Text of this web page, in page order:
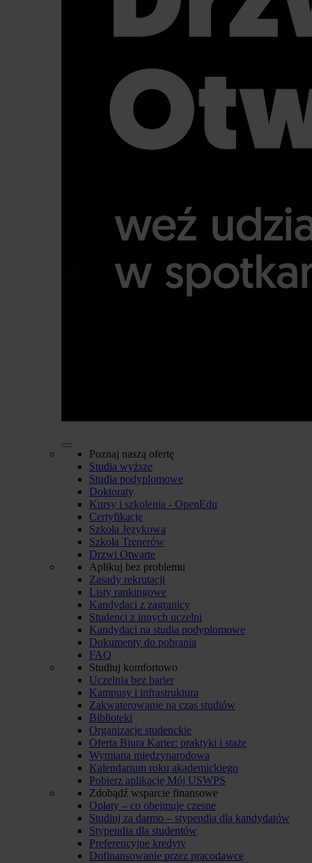
Poznaj naszą ofertę
Studia wyższe
Studia podyplomowe
Doktoraty
Kursy i szkolenia - OpenEdu
Certyfikacje
Szkoła Językowa
Szkoła Trenerów
Drzwi Otwarte
Aplikuj bez problemu
Zasady rekrutacji
Listy rankingowe
Kandydaci z zagranicy
Studenci z innych uczelni
Kandydaci na studia podyplomowe
Dokumenty do pobrania
FAQ
Studiuj komfortowo
Uczelnia bez barier
Kampusy i infrastruktura
Zakwaterowanie na czas studiów
Biblioteki
Organizacje studenckie
Oferta Biura Karier: praktyki i staże
Wymiana międzynarodowa
Kalendarium roku akademickiego
Pobierz aplikację Mój USWPS
Zdobądź wsparcie finansowe
Opłaty – co obejmuje czesne
Studiuj za darmo – stypendia dla kandydatów
Stypendia dla studentów
Preferencyjne kredyty
Dofinansowanie przez pracodawcę